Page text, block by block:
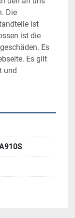
Die
ist
ist die
Es
Es gilt
und